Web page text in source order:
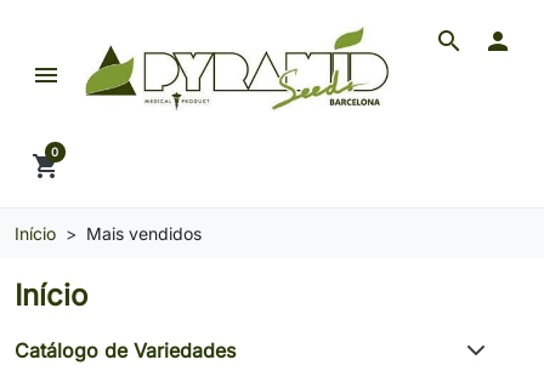
Pyramid Seeds Brasil: O Seu Banco de Seeds de
search
menu

shopping_cart
0
Início Mais vendidos
Início
Catálogo de Variedades